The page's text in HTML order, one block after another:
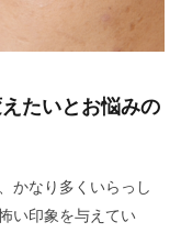
たいとお悩みの
かなり多くいらっし
い印象を与えてい